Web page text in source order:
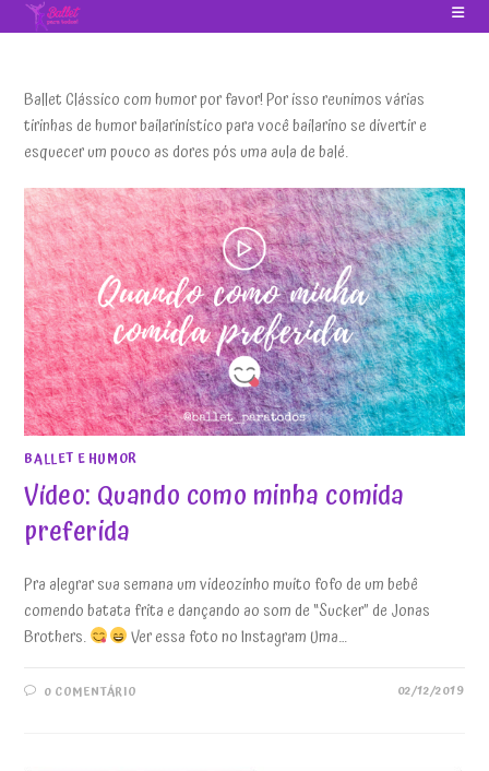
para
Ballet Clássico com humor por favor! Por isso reunimos várias
tirinhas de humor bailarinístico para você bailarino se divertir e
esquecer um pouco as dores pós uma aula de balé.
BALLET E HUMOR
Vídeo: Quando como minha comida
preferida
Pra alegrar sua semana um videozinho muito fofo de um bebê
comendo batata frita e dançando ao som de “Sucker” de Jonas
Brothers.
Ver essa foto no Instagram Uma…
0 COMENTÁRIO 02/12/2019